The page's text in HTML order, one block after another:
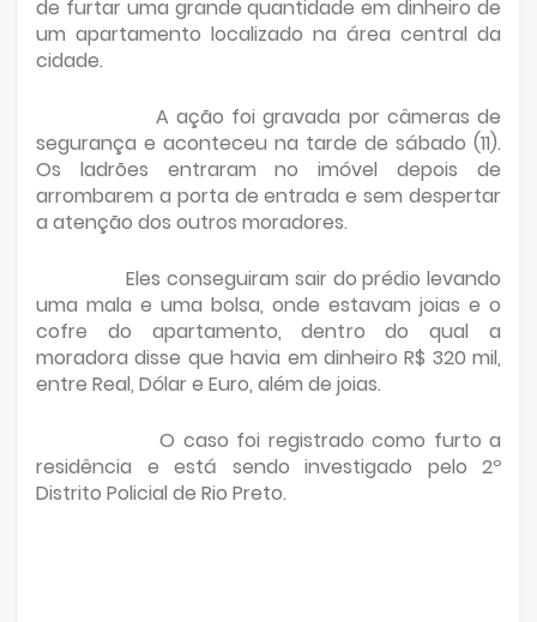
de furtar uma grande quantidade em dinheiro de
um apartamento localizado na área central da
cidade.
A ação foi gravada por câmeras de
segurança e aconteceu na tarde de sábado (11).
Os ladrões entraram no imóvel depois de
arrombarem a porta de entrada e sem despertar
a atenção dos outros moradores.
Eles conseguiram sair do prédio levando
uma mala e uma bolsa, onde estavam joias e o
cofre do apartamento, dentro do qual a
moradora disse que havia em dinheiro R$ 320 mil,
entre Real, Dólar e Euro, além de joias.
O caso foi registrado como furto a
residência e está sendo investigado pelo 2º
Distrito Policial de Rio Preto.